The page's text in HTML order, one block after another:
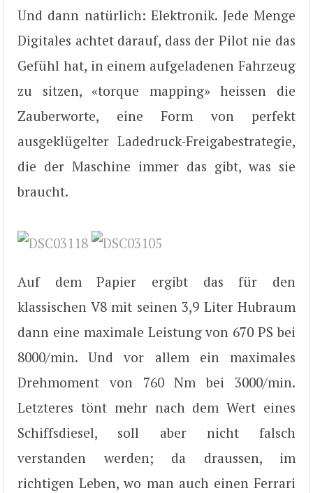
Und dann natürlich: Elektronik. Jede Menge
Digitales achtet darauf, dass der Pilot nie das
Gefühl hat, in einem aufgeladenen Fahrzeug
zu sitzen, «torque mapping» heissen die
Zauberworte, eine Form von perfekt
ausgeklügelter Ladedruck-Freigabestrategie,
die der Maschine immer das gibt, was sie
braucht.
Auf dem Papier ergibt das für den
klassischen V8 mit seinen 3,9 Liter Hubraum
dann eine maximale Leistung von 670 PS bei
8000/min. Und vor allem ein maximales
Drehmoment von 760 Nm bei 3000/min.
Letzteres tönt mehr nach dem Wert eines
Schiffsdiesel, soll aber nicht falsch
verstanden werden; da draussen, im
richtigen Leben, wo man auch einen Ferrari